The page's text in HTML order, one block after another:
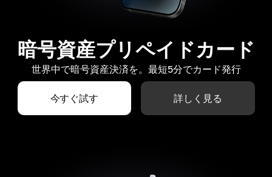
暗号資産プリペイドカード
世界中で暗号資産決済を。最短5分でカード発行
今すぐ試す 詳しく見る